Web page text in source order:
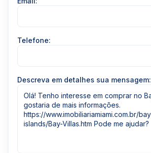
Telefone:
Descreva em detalhes sua mensagem: